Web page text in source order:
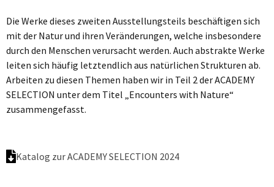
Die Werke dieses zweiten Ausstellungsteils beschäftigen sich
mit der Natur und ihren Veränderungen, welche insbesondere
durch den Menschen verursacht werden. Auch abstrakte Werke
leiten sich häufig letztendlich aus natürlichen Strukturen ab.
Arbeiten zu diesen Themen haben wir in Teil 2 der ACADEMY
SELECTION unter dem Titel „Encounters with Nature“
zusammengefasst.
Katalog zur ACADEMY SELECTION 2024